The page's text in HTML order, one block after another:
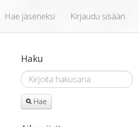
Hae jäseneksi Kirjaudu sisään
Haku
Hae